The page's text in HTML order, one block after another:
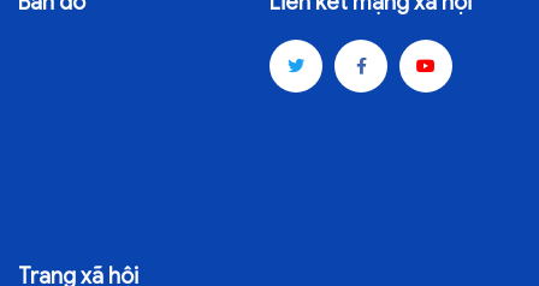
Trang xã hội